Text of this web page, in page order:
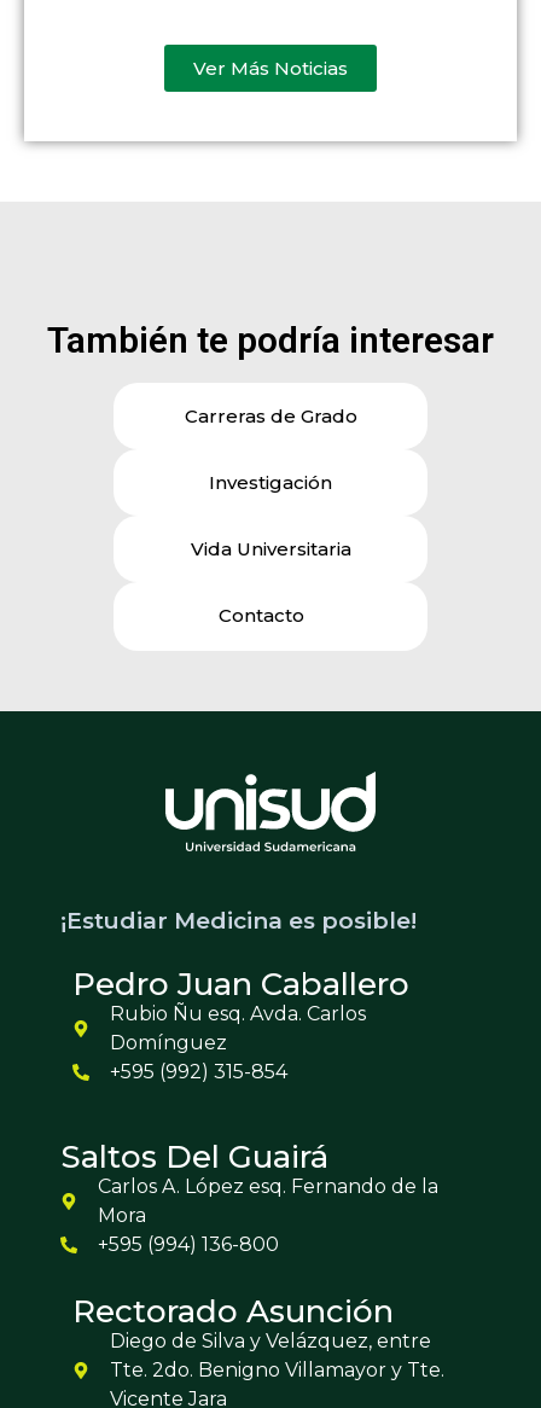
Ver Más Noticias
También te podría interesar
Carreras de Grado
Investigación
Vida Universitaria
Contacto
¡Estudiar Medicina es posible!
Pedro Juan Caballero
Rubio Ñu esq. Avda. Carlos
Domínguez
+595 (992) 315-854
Saltos Del Guairá
Carlos A. López esq. Fernando de la
Mora
+595 (994) 136-800
Rectorado Asunción
Diego de Silva y Velázquez, entre
Tte. 2do. Benigno Villamayor y Tte.
Vicente Jara